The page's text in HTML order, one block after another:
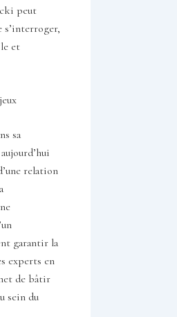
peut
s’interroger,
et
sa
relation
garantir la
experts en
de bâtir
sein du